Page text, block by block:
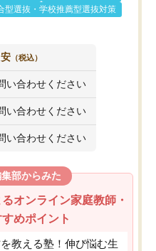
型選抜・学校推薦型選抜対策
（税込）
い合わせください
い合わせください
い合わせください
部からみた
オンライン家庭教師・
めポイント
教える塾！伸び悩む生